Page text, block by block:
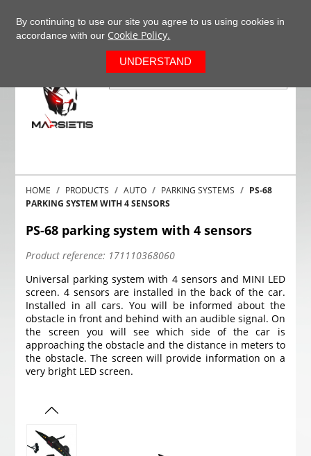
HOME PRODUCTS AUTO PARKING SYSTEMS
PS-68
PARKING SYSTEM WITH 4 SENSORS
PS-68 parking system with 4 sensors
Product reference: 171110368060
Universal parking system with 4 sensors and MINI LED
screen. 4 sensors are installed in the back of the car.
Installed in all cars. You will be informed about the
obstacle in front and behind with an audible signal. On
the screen you will see which side of the car is
approaching the obstacle and the distance in meters to
the obstacle. The screen will provide information on a
very bright LED screen.
By continuing to use our site you agree to us using cookies in
accordance with our Cookie Policy.
UNDERSTAND